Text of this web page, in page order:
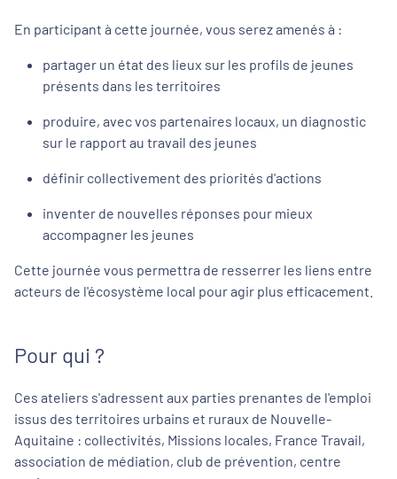
sans aucune interaction entre moi et le GIP.*
J'autorise PQN-A à utiliser les photos prises lors de
l'événement, sur lesquelles je suis susceptible
publications LinkedIn, supports divers).
PARTICIPATION AU DEJEUNER
Le déjeuner se tiendra le13 octobre,de 12h30 à 14h (prix à
régler 15€)
Je déjeune
Notez bien: *
. L'inscription au déjeuner vaut engagement
et ne pourra
pas faire l'objet d'un remboursement aprèsle 6 octobre
En participant à cette journée, vous serez amenés à :
partager un état des lieux sur les profils de jeunes
présents dans les territoires
produire, avec vos partenaires locaux, un diagnostic
sur le rapport au travail des jeunes
définir collectivement des priorités d'actions
inventer de nouvelles réponses pour mieux
accompagner les jeunes
Cette journée vous permettra de resserrer les liens entre
acteurs de l'écosystème local pour agir plus efficacement.
Pour qui ?
Ces ateliers s'adressent aux parties prenantes de l'emploi
issus des territoires urbains et ruraux de Nouvelle-
Aquitaine : collectivités, Missions locales, France Travail,
association de médiation, club de prévention, centre